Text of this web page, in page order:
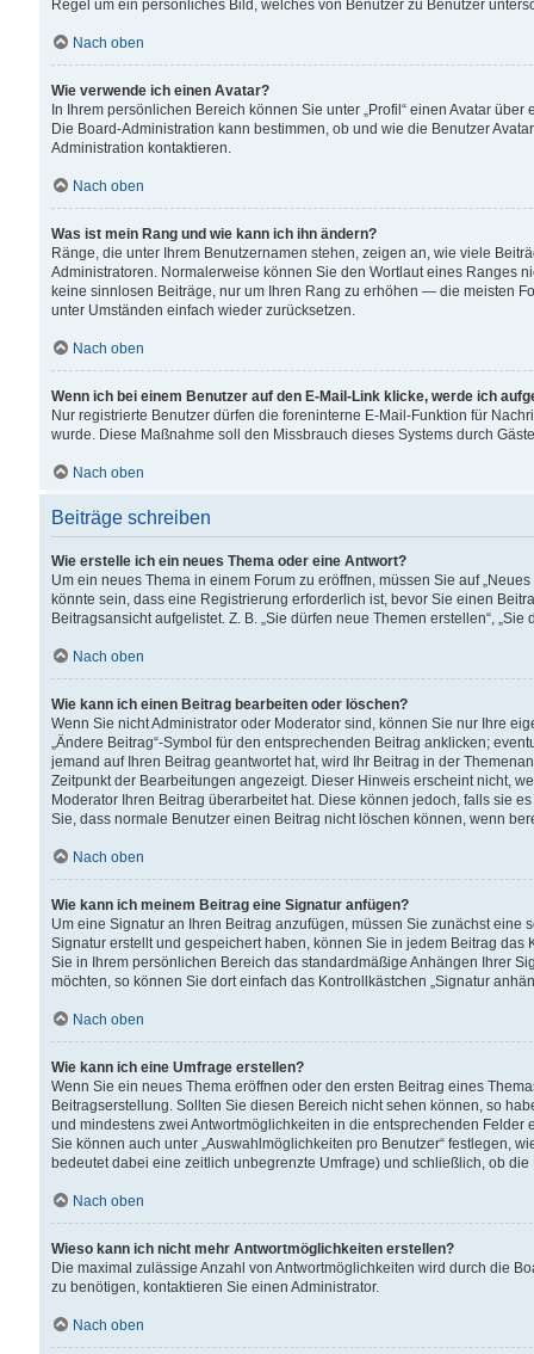
Regel um ein persönliches Bild, welches von Benutzer zu Benutzer
Nach oben
Wie verwende ich einen Avatar?
In Ihrem persönlichen Bereich können Sie unter „Profil“ einen Avatar
Die Board-Administration kann bestimmen, ob und wie die Benutzer
Administration kontaktieren.
Nach oben
Was ist mein Rang und wie kann ich ihn ändern?
Ränge, die unter Ihrem Benutzernamen stehen, zeigen an, wie viele
Administratoren. Normalerweise können Sie den Wortlaut eines Ranges
keine sinnlosen Beiträge, nur um Ihren Rang zu erhöhen — die meisten
unter Umständen einfach wieder zurücksetzen.
Nach oben
Wenn ich bei einem Benutzer auf den E-Mail-Link klicke, werde ich
Nur registrierte Benutzer dürfen die foreninterne E-Mail-Funktion für
wurde. Diese Maßnahme soll den Missbrauch dieses Systems durch
Nach oben
Beiträge schreiben
Wie erstelle ich ein neues Thema oder eine Antwort?
Um ein neues Thema in einem Forum zu eröffnen, müssen Sie auf
könnte sein, dass eine Registrierung erforderlich ist, bevor Sie einen
Beitragsansicht aufgelistet. Z. B. „Sie dürfen neue Themen erstellen“,
Nach oben
Wie kann ich einen Beitrag bearbeiten oder löschen?
Wenn Sie nicht Administrator oder Moderator sind, können Sie nur Ihre
„Ändere Beitrag“-Symbol für den entsprechenden Beitrag anklicken;
jemand auf Ihren Beitrag geantwortet hat, wird Ihr Beitrag in der
Zeitpunkt der Bearbeitungen angezeigt. Dieser Hinweis erscheint nicht,
Moderator Ihren Beitrag überarbeitet hat. Diese können jedoch, falls sie
Sie, dass normale Benutzer einen Beitrag nicht löschen können, wenn
Nach oben
Wie kann ich meinem Beitrag eine Signatur anfügen?
Um eine Signatur an Ihren Beitrag anzufügen, müssen Sie zunächst
Signatur erstellt und gespeichert haben, können Sie in jedem Beitrag
Sie in Ihrem persönlichen Bereich das standardmäßige Anhängen Ihrer
möchten, so können Sie dort einfach das Kontrollkästchen „Signatur
Nach oben
Wie kann ich eine Umfrage erstellen?
Wenn Sie ein neues Thema eröffnen oder den ersten Beitrag eines
Beitragserstellung. Sollten Sie diesen Bereich nicht sehen können, so
und mindestens zwei Antwortmöglichkeiten in die entsprechenden
Sie können auch unter „Auswahlmöglichkeiten pro Benutzer“ festlegen,
bedeutet dabei eine zeitlich unbegrenzte Umfrage) und schließlich, ob
Nach oben
Wieso kann ich nicht mehr Antwortmöglichkeiten erstellen?
Die maximal zulässige Anzahl von Antwortmöglichkeiten wird durch die
zu benötigen, kontaktieren Sie einen Administrator.
Nach oben